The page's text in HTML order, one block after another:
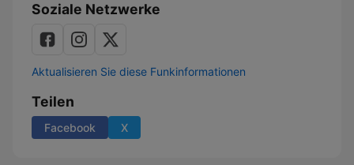
Soziale Netzwerke
Aktualisieren Sie diese Funkinformationen
Teilen
Facebook X